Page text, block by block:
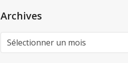
Archives